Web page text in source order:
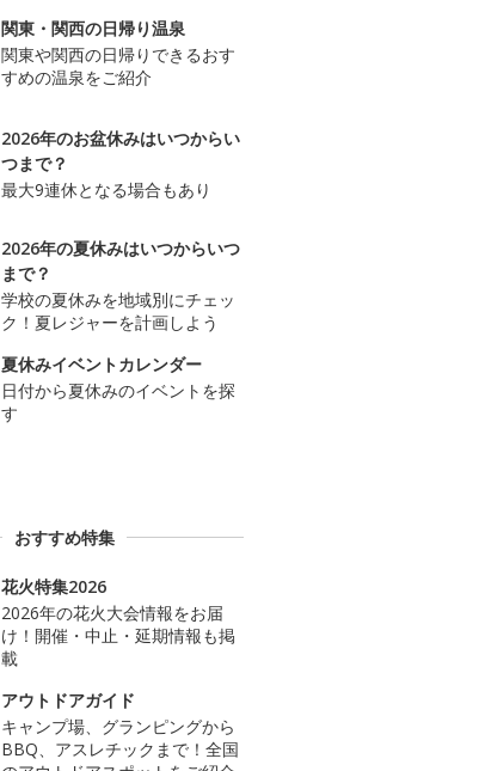
関東・関西の日帰り温泉
関東や関西の日帰りできるおす
すめの温泉をご紹介
2026年のお盆休みはいつからい
つまで？
最大9連休となる場合もあり
2026年の夏休みはいつからいつ
まで？
学校の夏休みを地域別にチェッ
ク！夏レジャーを計画しよう
夏休みイベントカレンダー
日付から夏休みのイベントを探
す
おすすめ特集
花火特集2026
2026年の花火大会情報をお届
け！開催・中止・延期情報も掲
載
アウトドアガイド
キャンプ場、グランピングから
BBQ、アスレチックまで！全国